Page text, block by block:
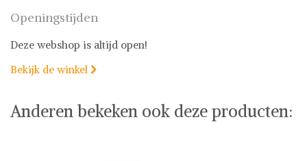
Openingstijden
Deze webshop is altijd open!
Bekijk de winkel 
Anderen bekeken ook deze producten: